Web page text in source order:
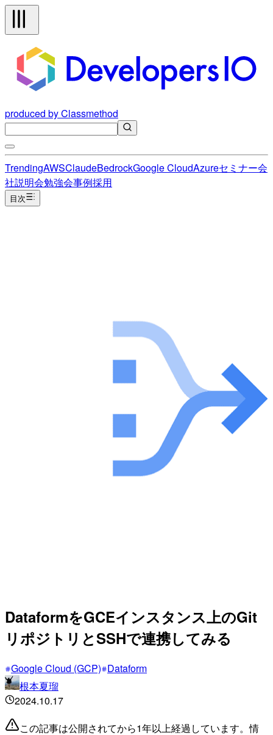
produced by Classmethod
TrendingAWSClaudeBedrockGoogle CloudAzureセミナー会
社説明会勉強会事例採用
目次
DataformをGCEインスタンス上のGit
リポジトリとSSHで連携してみる
Google Cloud (GCP) Dataform
根本夏瑠
2024.10.17
この記事は公開されてから1年以上経過しています。情